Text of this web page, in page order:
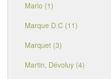
Mario (1)
Marque D.C (11)
Marquet (3)
Martin, Dévoluy (4)